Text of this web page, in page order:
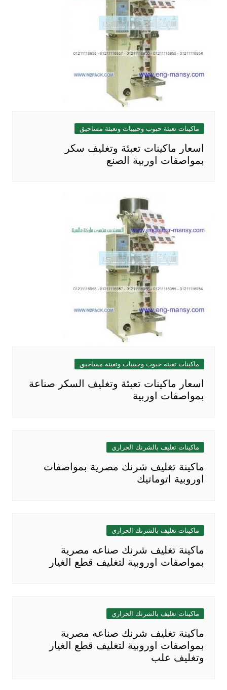
ماكينات تعبئة حبوب وحبيبات وتعبئة مساحيق
اسعار ماكينات تعبئة وتغليف سكر
بمواصفات اوربية الصنع
ماكينات تعبئة حبوب وحبيبات وتعبئة مساحيق
اسعار ماكينات تعبئة وتغليف السكر صناعة
بمواصفات اوربية
ماكينات تغليف بالشرنك الحراري
ماكينة تغليف شرنك مصرية بمواصفات
اوروبية اتوماتيك
ماكينات تغليف بالشرنك الحراري
ماكينة تغليف شرنك صناعه مصرية
بمواصفات اوروبية لتغليف قطع الغيار
ماكينات تغليف بالشرنك الحراري
ماكينة تغليف شرنك صناعه مصرية
بمواصفات اوروبية لتغليف قطع الغيار
وتغليف علب